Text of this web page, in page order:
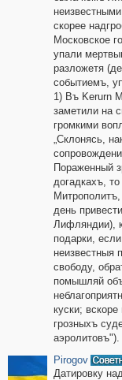
скорее
Московское
упали
разложетя
событиемъ,
1) Въ Kerurn
заметили на
громкими
„Склонясь,
Пораженный
догадкахъ,
день
Лифляндии),
подарки,
неизвестныя
свободу,
помышляй
куски;
грозныхъ
аэролитовъ").
Pirogov
Датировку